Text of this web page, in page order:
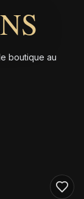
boutique au